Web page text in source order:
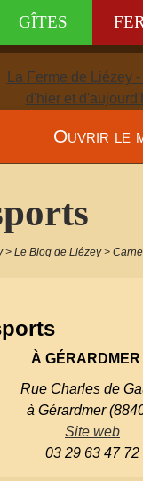
GÎTES
Ouvrir le
> Le Blog de Liézey >
À GÉRARDMER
Rue Charles de
à Gérardmer
Site web
03 29 63 47 72